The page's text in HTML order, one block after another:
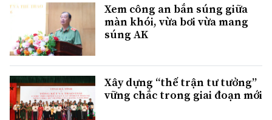
Xem công an bắn súng giữa
màn khói, vừa bơi vừa mang
súng AK
Xây dựng “thế trận tư tưởng”
vững chắc trong giai đoạn mới